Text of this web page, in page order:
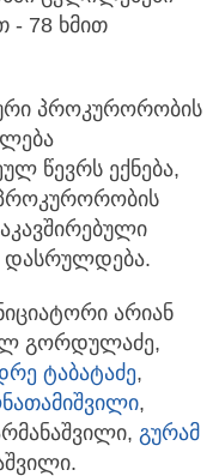
- 78 ხმით
პროკურორობის
წევრს ექნება,
დასრულდება.
არიან
გორდულაძე,
ტაბატაძე,
,
გურამ